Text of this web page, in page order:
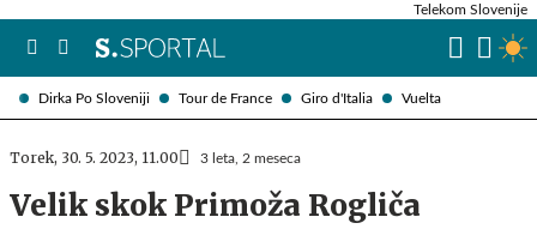
Dirka Po Sloveniji Tour de France Giro d'Italia Vuelta
Telekom Slovenije
Torek, 30. 5. 2023, 11.00 3 leta, 2 meseca
Velik skok Primoža Rogliča